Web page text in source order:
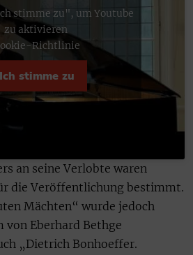
stimme zu", um Youtube
zu aktivieren
Richtlinie
Ich stimme zu
an seine Verlobte waren
die Veröffentlichung bestimmt.
Mächten“ wurde jedoch
von Eberhard Bethge
„Dietrich Bonhoeffer.